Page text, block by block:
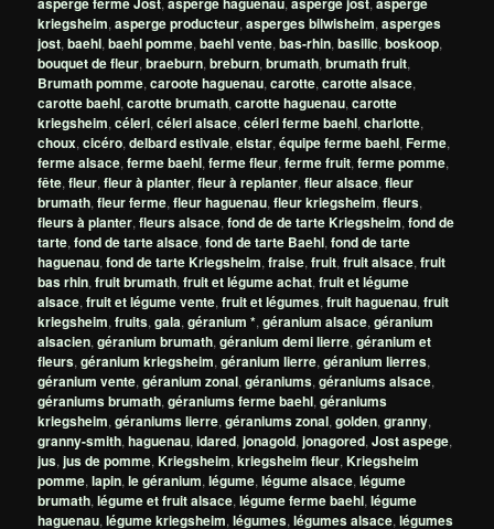
kriegsheim,asperge producteur,asperges bilwisheim,asperges
jost,baehl,baehl pomme,baehl vente,bas-rhin,basilic,boskoop,
bouquet de fleur,braeburn,breburn,brumath,brumath fruit,
Brumath pomme,caroote haguenau,carotte,carotte alsace,
carotte baehl,carotte brumath,carotte haguenau,carotte
kriegsheim,céleri,céleri alsace,céleri ferme baehl,charlotte,
choux,cicéro,delbard estivale,elstar,équipe ferme baehl,Ferme,
ferme alsace,ferme baehl,ferme fleur,ferme fruit,ferme pomme,
fête,fleur,fleur à planter,fleur à replanter,fleur alsace,fleur
brumath,fleur ferme,fleur haguenau,fleur kriegsheim,fleurs,
fleurs à planter,fleurs alsace,fond de de tarte Kriegsheim,fond de
tarte,fond de tarte alsace,fond de tarte Baehl,fond de tarte
haguenau,fond de tarte Kriegsheim,fraise,fruit,fruit alsace,fruit
bas rhin,fruit brumath,fruit et légume achat,fruit et légume
alsace,fruit et légume vente,fruit et légumes,fruit haguenau,fruit
kriegsheim,fruits,gala,géranium *,géranium alsace,géranium
alsacien,géranium brumath,géranium demi lierre,géranium et
fleurs,géranium kriegsheim,géranium lierre,géranium lierres,
géranium vente,géranium zonal,géraniums,géraniums alsace,
géraniums brumath,géraniums ferme baehl,géraniums
kriegsheim,géraniums lierre,géraniums zonal,golden,granny,
granny-smith,haguenau,idared,jonagold,jonagored,Jost aspege,
jus,jus de pomme,Kriegsheim,kriegsheim fleur,Kriegsheim
pomme,lapin,le géranium,légume,légume alsace,légume
brumath,légume et fruit alsace,légume ferme baehl,légume
haguenau,légume kriegsheim,légumes,légumes alsace,légumes